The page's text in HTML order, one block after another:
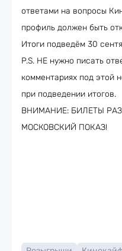
ответами на вопросы
профиль должен быть
Итоги подведём 30
P.S. НЕ нужно писать
комментариях под этой
при подведении итогов.
ВНИМАНИЕ: БИЛЕТЫ
МОСКОВСКИЙ ПОКАЗ!